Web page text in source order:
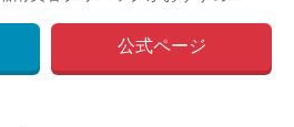
公式ページ